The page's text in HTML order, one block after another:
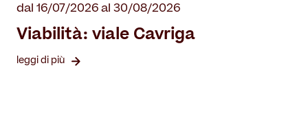
dal 16/07/2026 al 30/08/2026
Viabilità: viale Cavriga
leggi di più